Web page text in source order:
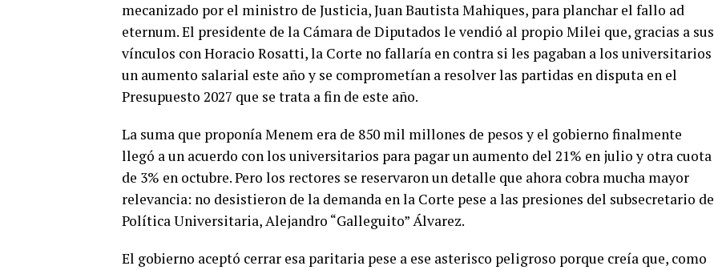
mecanizado por el ministro de Justicia, Juan Bautista Mahiques, para planchar el fallo ad
eternum. El presidente de la Cámara de Diputados le vendió al propio Milei que, gracias a sus
vínculos con Horacio Rosatti, la Corte no fallaría en contra si les pagaban a los universitarios
un aumento salarial este año y se comprometían a resolver las partidas en disputa en el
Presupuesto 2027 que se trata a fin de este año.
La suma que proponía Menem era de 850 mil millones de pesos y el gobierno finalmente
llegó a un acuerdo con los universitarios para pagar un aumento del 21% en julio y otra cuota
de 3% en octubre. Pero los rectores se reservaron un detalle que ahora cobra mucha mayor
relevancia: no desistieron de la demanda en la Corte pese a las presiones del subsecretario de
Política Universitaria, Alejandro “Galleguito” Álvarez.
El gobierno aceptó cerrar esa paritaria pese a ese asterisco peligroso porque creía que, como